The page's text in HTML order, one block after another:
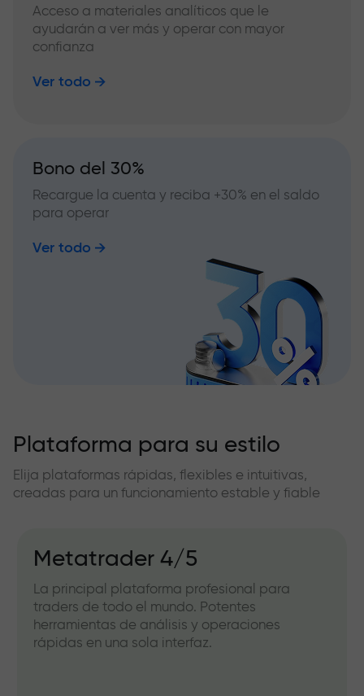
Acceso a materiales analíticos que le
ayudarán a ver más y operar con mayor
confianza
Ver todo
Bono del 30%
Recargue la cuenta y reciba +30% en el saldo
para operar
Ver todo
Plataforma para su estilo
Elija plataformas rápidas, flexibles e intuitivas,
creadas para un funcionamiento estable y fiable
Metatrader 4/5
La principal plataforma profesional para
traders de todo el mundo. Potentes
herramientas de análisis y operaciones
rápidas en una sola interfaz.